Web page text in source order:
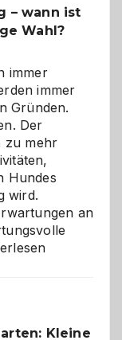
– wann ist
Wahl?
immer
immer
Gründen.
Der
zu mehr
Hundes
wird.
an
Kleine